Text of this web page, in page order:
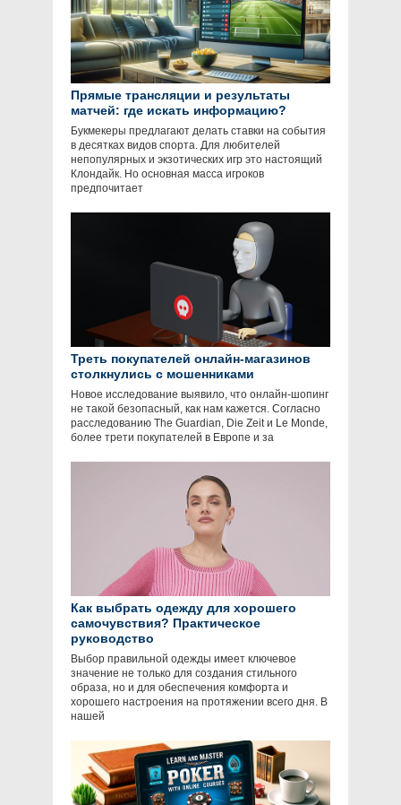
Прямые трансляции и результаты
матчей: где искать информацию?
Букмекеры предлагают делать ставки на события
в десятках видов спорта. Для любителей
непопулярных и экзотических игр это настоящий
Клондайк. Но основная масса игроков
предпочитает
Треть покупателей онлайн-магазинов
столкнулись с мошенниками
Новое исследование выявило, что онлайн-шопинг
не такой безопасный, как нам кажется. Согласно
расследованию The Guardian, Die Zeit и Le Monde,
более трети покупателей в Европе и за
Как выбрать одежду для хорошего
самочувствия? Практическое
руководство
Выбор правильной одежды имеет ключевое
значение не только для создания стильного
образа, но и для обеспечения комфорта и
хорошего настроения на протяжении всего дня. В
нашей